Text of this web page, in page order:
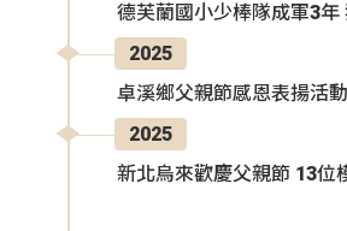
德芙蘭國小少棒隊成軍3年
2025
卓溪鄉父親節感恩表揚活
2025
新北烏來歡慶父親節 13位